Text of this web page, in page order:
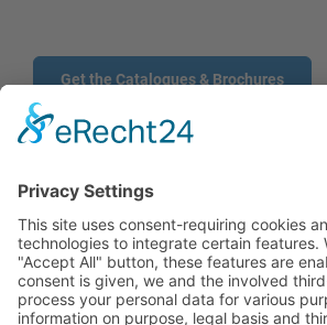
Get the Catalogues & Brochures
CONTACTO POR
PRODUCTOS